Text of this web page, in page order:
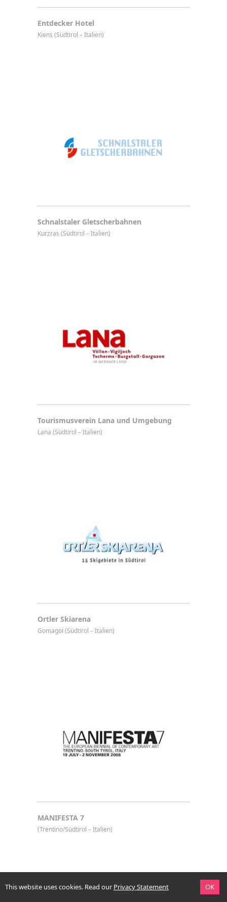
Entdecker Hotel
Kiens (Südtirol – Italien)
Schnalstaler Gletscherbahnen
Kurzras (Südtirol – Italien)
Tourismusverein Lana und Umgebung
Lana (Südtirol – Italien)
Ortler Skiarena
Gomagoi (Südtirol – Italien)
MANIFESTA 7
(Trentino/Südtirol – Italien)
This website uses cookies. Read our Privacy Statement OK